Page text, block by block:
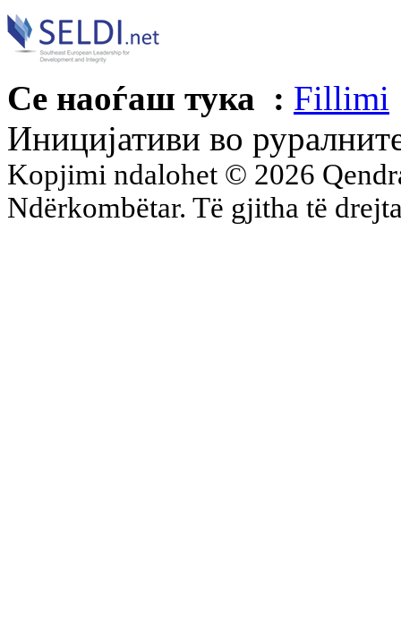
Се наоѓаш тука : Fillimi
Иницијативи во
Kopjimi ndalohet © 2026
Ndërkombëtar. Të gjitha të